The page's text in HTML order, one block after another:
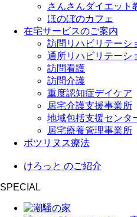
さんさんダイエット
ほのぼのカフェ
在宅サービスのご案内
訪問リハビリテーシ
通所リハビリテーシ
訪問看護
訪問介護
重度認知症デイケア
居宅介護支援事業所
地域包括支援センタ
居宅療養管理事業所
ボツリヌス療法
けろっと のご紹介
SPECIAL